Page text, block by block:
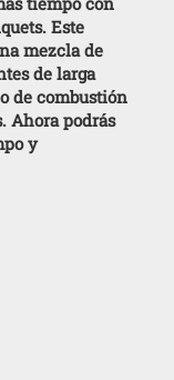
Este
mezcla de
de larga
de combustión
Ahora podrás
y